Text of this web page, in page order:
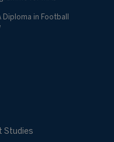
Diploma in Football
Studies